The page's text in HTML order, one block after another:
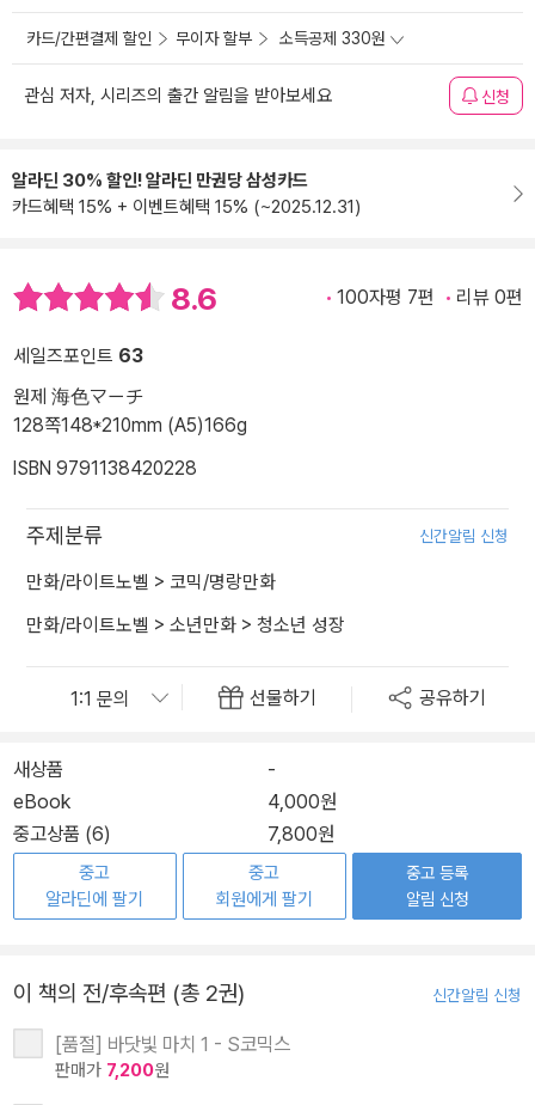
카드/간편결제 할인 무이자 할부 소득공제 330원
관심 저자, 시리즈의 출간 알림을 받아보세요 신청
알라딘 30% 할인! 알라딘 만권당 삼성카드
카드혜택 15% + 이벤트혜택 15% (~2025.12.31)
8.6 100자평 7편 리뷰 0편
세일즈포인트 63
원제 海色マーチ
128쪽148*210mm (A5)166g
ISBN 9791138420228
주제분류 신간알림 신청
만화/라이트노벨 > 코믹/명랑만화
만화/라이트노벨 > 소년만화 > 청소년 성장
선물하기 공유하기
새상품
-
eBook
4,000원
중고상품 (6)
7,800원
중고
알라딘에 팔기
중고
회원에게 팔기
중고 등록
알림 신청
이 책의 전/후속편 (총 2권) 신간알림 신청
[품절] 바닷빛 마치 1 - S코믹스
판매가 7,200원